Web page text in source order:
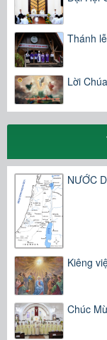
Thánh
Lời
NƯỚC
Kiêng
Chúc